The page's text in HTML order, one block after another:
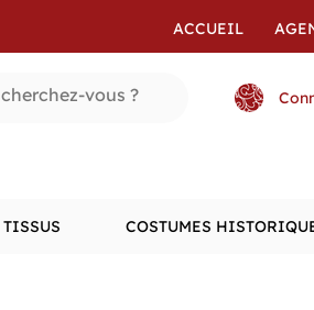
ACCUEIL
TISSUS COSTUMES